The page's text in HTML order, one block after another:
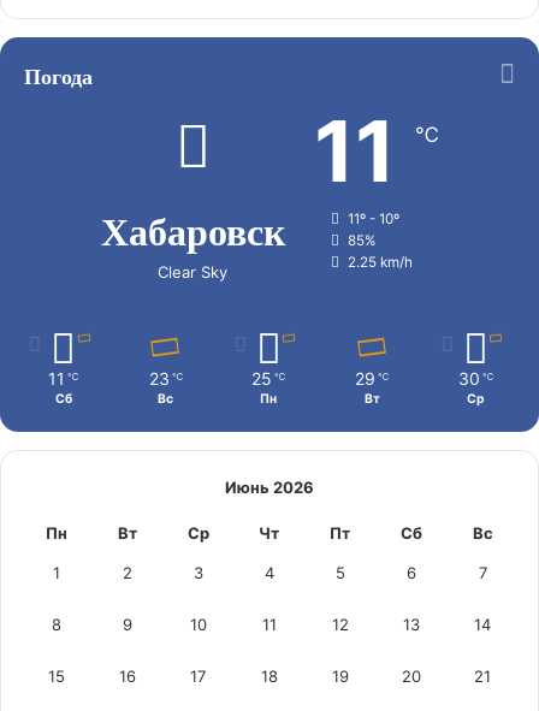
Погода
Хабаровск
Clear Sky
11 ℃
11º - 10º
85%
2.25 km/h
11 ℃
Сб
23 ℃
Вс
25 ℃
Пн
29 ℃
Вт
30 ℃
Ср
Июнь 2026
Пн Вт Ср Чт Пт Сб Вс
1 2 3 4 5 6 7
8 9 10 11 12 13 14
15 16 17 18 19 20 21